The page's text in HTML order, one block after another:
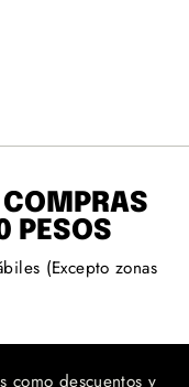
COMPRAS
PESOS
(Excepto zonas
como descuentos y